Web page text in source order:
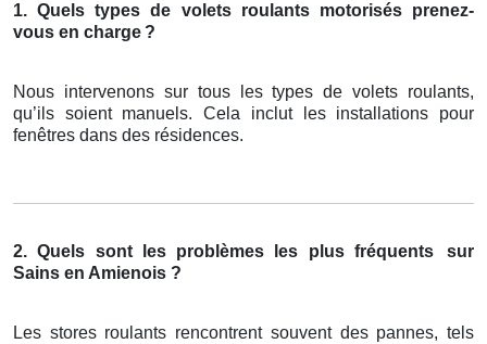
1. Quels types de volets roulants motorisés prenez-
vous en charge ?
Nous intervenons sur tous les types de volets roulants,
qu’ils soient manuels. Cela inclut les installations pour
fenêtres dans des résidences.
2. Quels sont les problèmes les plus fréquents
sur
Sains en Amienois ?
Les stores roulants rencontrent souvent des pannes, tels